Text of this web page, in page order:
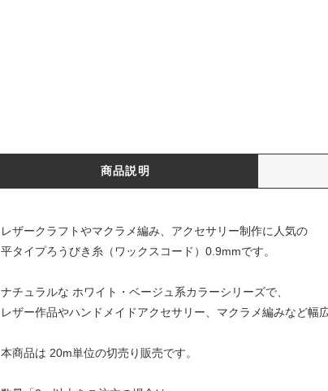
商品説明
レザークラフトやマクラメ編み、アクセサリー制作に人気の
平タイプろうびき糸（ワックスコード）0.9mmです。
ナチュラルな ホワイト・ベージュ系カラーシリーズで、
レザー作品やハンドメイドアクセサリー、マクラメ編みなど幅
本商品は 20m単位の切売り販売です。